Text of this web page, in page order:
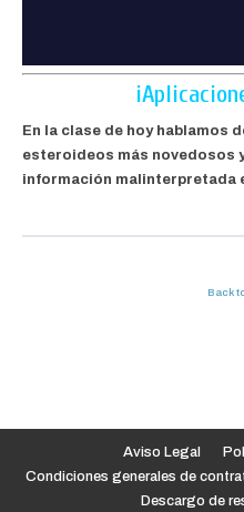
En la clase de hoy hablamos
esteroideos más novedosos
información malinterpretada
Back
Aviso Legal
Condiciones generales de
Descargo de